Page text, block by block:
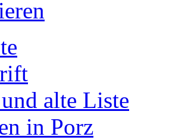
alte Liste
in Porz